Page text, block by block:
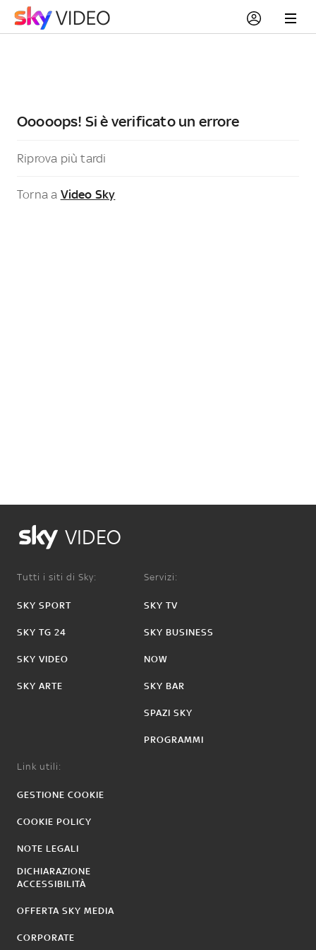
Ooooops! Si è verificato un errore
Riprova più tardi
Torna a Video Sky
VIDEO
Tutti i siti di Sky:
SKY SPORT
SKY TG 24
SKY VIDEO
SKY ARTE
Servizi:
SKY TV
SKY BUSINESS
NOW
SKY BAR
SPAZI SKY
PROGRAMMI
Link utili:
GESTIONE COOKIE
COOKIE POLICY
NOTE LEGALI
DICHIARAZIONE
ACCESSIBILITÀ
OFFERTA SKY MEDIA
CORPORATE